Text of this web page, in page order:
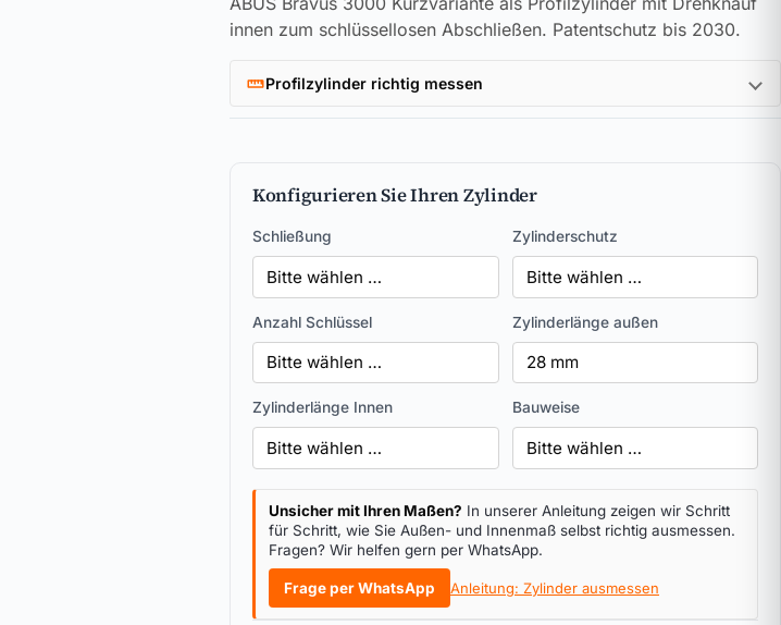
innen zum schlüssellosen Abschließen. Patentschutz bis 2030.
Profilzylinder richtig messen
Konfigurieren Sie Ihren Zylinder
Schließung Zylinderschutz
Anzahl Schlüssel Zylinderlänge außen
Zylinderlänge Innen Bauweise
Unsicher mit Ihren Maßen? In unserer Anleitung zeigen wir Schritt
für Schritt, wie Sie Außen- und Innenmaß selbst richtig ausmessen.
Fragen? Wir helfen gern per WhatsApp.
Frage per WhatsApp Anleitung: Zylinder ausmessen